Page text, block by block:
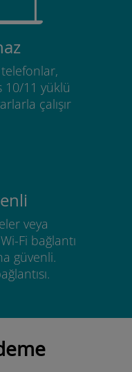
telefonlar,
10/11 yüklü
çalışır
veya
Fi bağlantı
güvenli.